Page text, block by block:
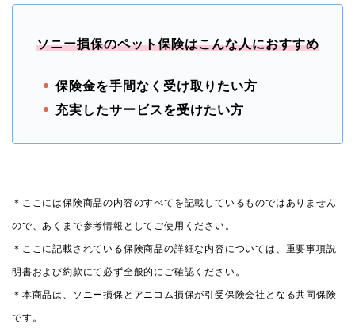
ソニー損保のペット保険はこんな人におすすめ
保険金を手間なく受け取りたい方
充実したサービスを受けたい方
＊ここには保険商品の内容のすべてを記載しているものではありません
ので、あくまで参考情報としてご使用ください。
＊ここに記載されている保険商品の詳細な内容については、重要事項説
明書および約款にて必ず全般的にご確認ください。
＊本商品は、ソニー損保とアニコム損保が引受保険会社となる共同保険
です。